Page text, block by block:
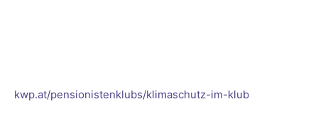
kwp.at/pensionistenklubs/klimaschutz-im-klub